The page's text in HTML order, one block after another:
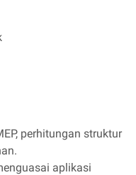
perhitungan struktur
aplikasi